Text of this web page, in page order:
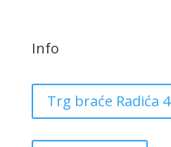
Info
Trg braće Radića 4